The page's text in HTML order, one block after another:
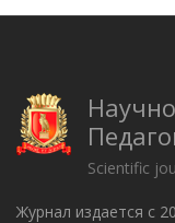
Scientific
Журнал издается с